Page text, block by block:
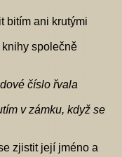
bitím ani krutými
společně
číslo řvala
v zámku, když se
zjistit její jméno a